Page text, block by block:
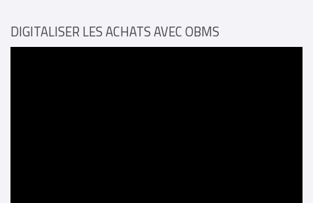
DIGITALISER LES ACHATS AVEC OBMS